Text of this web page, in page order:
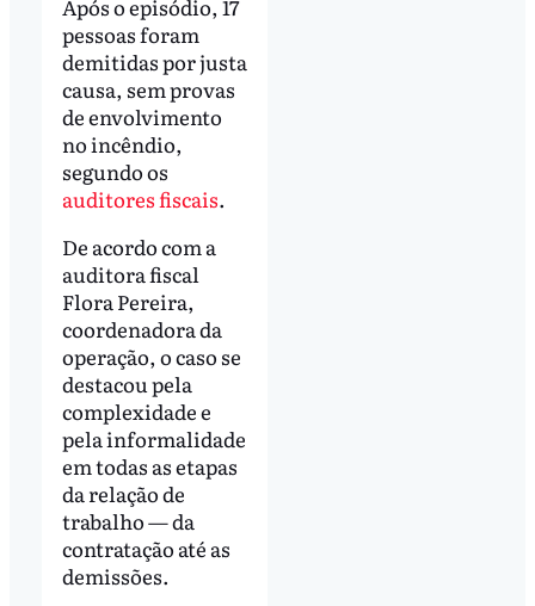
Após o episódio, 17
pessoas foram
demitidas por justa
causa, sem provas
de envolvimento
no incêndio,
segundo os
auditores fiscais.
De acordo com a
auditora fiscal
Flora Pereira,
coordenadora da
operação, o caso se
destacou pela
complexidade e
pela informalidade
em todas as etapas
da relação de
trabalho — da
contratação até as
demissões.